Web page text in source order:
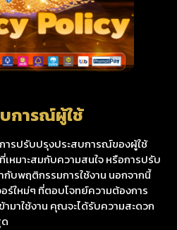
การณ์ผู้ใช้
ารปรับปรุงประสบการณ์ของผู้ใช้
เหมาะสมกับความสนใจ หรือการปรับ
กับพฤติกรรมการใช้งาน นอกจากนี้
ร์ใหม่ๆ ที่ตอบโจทย์ความต้องการ
มาใช้งาน คุณจะได้รับความสะดวก